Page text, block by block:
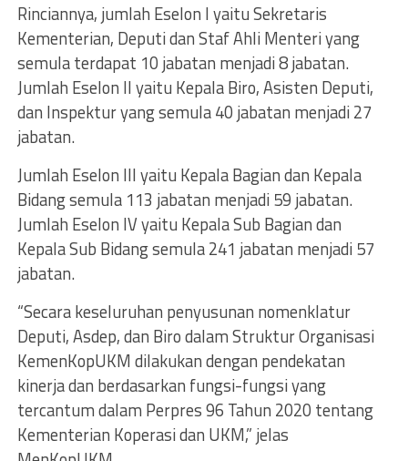
Rinciannya, jumlah Eselon I yaitu Sekretaris
Kementerian, Deputi dan Staf Ahli Menteri yang
semula terdapat 10 jabatan menjadi 8 jabatan.
Jumlah Eselon II yaitu Kepala Biro, Asisten Deputi,
dan Inspektur yang semula 40 jabatan menjadi 27
jabatan.
Jumlah Eselon III yaitu Kepala Bagian dan Kepala
Bidang semula 113 jabatan menjadi 59 jabatan.
Jumlah Eselon IV yaitu Kepala Sub Bagian dan
Kepala Sub Bidang semula 241 jabatan menjadi 57
jabatan.
“Secara keseluruhan penyusunan nomenklatur
Deputi, Asdep, dan Biro dalam Struktur Organisasi
KemenKopUKM dilakukan dengan pendekatan
kinerja dan berdasarkan fungsi-fungsi yang
tercantum dalam Perpres 96 Tahun 2020 tentang
Kementerian Koperasi dan UKM,” jelas